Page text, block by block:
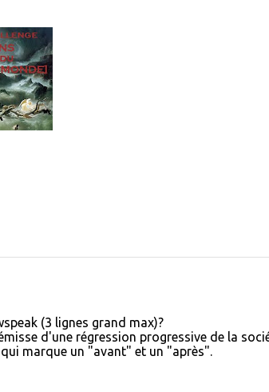
(3 lignes grand max)?
d'une régression progressive de la
marque un "avant" et un "après".